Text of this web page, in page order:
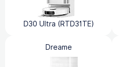
D30 Ultra (RTD31TE)
Dreame